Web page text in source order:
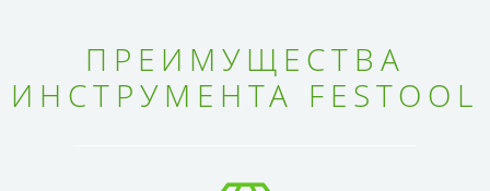
ПРЕИМУЩЕСТВА
ИНСТРУМЕНТА FESTOOL